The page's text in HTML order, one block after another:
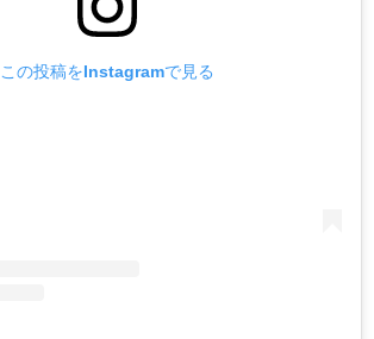
この投稿をInstagramで見る